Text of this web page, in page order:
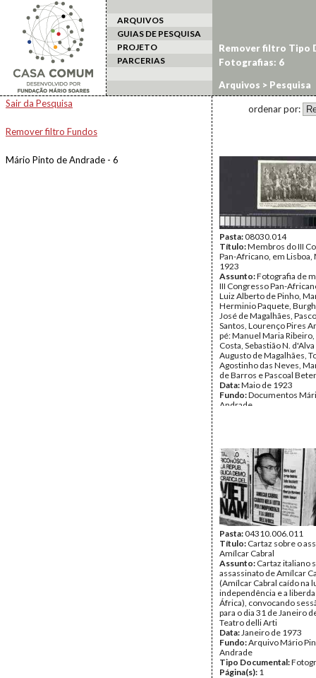
ARQUIVOS
GUIAS DE PESQUISA
PROJETO
PARCERIAS
Arquivos > Pesquisa
Sair da Pesquisa
Remover filtro Fundos
Mário Pinto de Andrade - 6
Remover filtro Tipo
Fotografias: 6
ordenar por:
Pasta:08030.014
Título:Membros do III
Pan-Africano, em Lisboa,
1923
Assunto:Fotografia de
III Congresso Pan-
Luiz Alberto de Pinho,
Herminio Paquete,
José de Magalhães,
Santos, Lourenço Pires
pé: Manuel Maria
Costa, Sebastião N.
Augusto de Magalhães,
Agostinho das Neves,
de Barros e Pascoal
Data:Maio de 1923
Fundo:Documentos
Andrade
Pasta:04310.006.011
Título: Cartaz sobre o
Amílcar Cabral
Assunto: Cartaz italiano
assassinato de Amílcar
(Amílcar Cabral caído na
independência e a
África), convocando
para o dia 31 de Janeiro
Teatro delli Arti
Data:Janeiro de 1973
Fundo:Arquivo Mário
Andrade
Tipo Documental:
Página(s): 1